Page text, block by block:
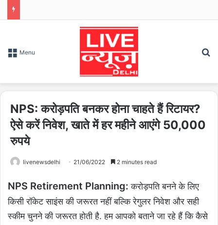
Menu
NPS: करोड़पति बनकर होना चाहते हैं रिटायर?
ऐसे करें निवेश, खाते में हर महीने आएंगे 50,000
रुपये
livenewsdelhi 21/06/2022 2 minutes read
NPS Retirement Planning: करोड़पति बनने के लिए
किसी रॉकेट साइंस की जरूरत नहीं बल्कि रेगुलर निवेश और सही
स्कीम चुनने की जरूरत होती है. हम आपको बताने जा रहे हैं कि कैसे